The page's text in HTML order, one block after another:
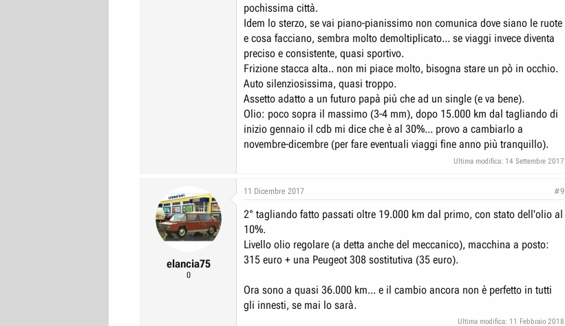
pochissima città.
Idem lo sterzo, se vai piano-pianissimo non comunica dove siano le ruote
e cosa facciano, sembra molto demoltiplicato... se viaggi invece diventa
preciso e consistente, quasi sportivo.
Frizione stacca alta.. non mi piace molto, bisogna stare un pò in occhio.
Auto silenziosissima, quasi troppo.
Assetto adatto a un futuro papà più che ad un single (e va bene).
Olio: poco sopra il massimo (3-4 mm), dopo 15.000 km dal tagliando di
inizio gennaio il cdb mi dice che è al 30%... provo a cambiarlo a
novembre-dicembre (per fare eventuali viaggi fine anno più tranquillo).
Ultima modifica: 14 Settembre 2017
elancia75
0
11 Dicembre 2017 #9
2° tagliando fatto passati oltre 19.000 km dal primo, con stato dell'olio al
10%.
Livello olio regolare (a detta anche del meccanico), macchina a posto:
315 euro + una Peugeot 308 sostitutiva (35 euro).
Ora sono a quasi 36.000 km... e il cambio ancora non è perfetto in tutti
gli innesti, se mai lo sarà.
Ultima modifica: 11 Febbraio 2018